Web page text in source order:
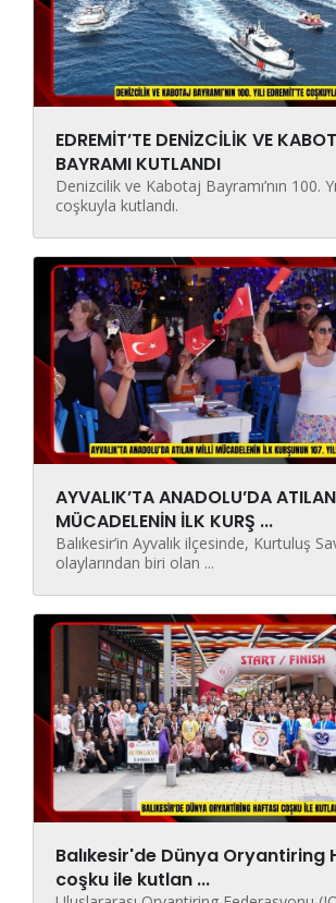
EDREMİT’TE DENİZCİLİK VE
BAYRAMI KUTLANDI
Denizcilik ve Kabotaj Bayramı’nın 100.
coşkuyla kutlandı.
AYVALIK’TA ANADOLU’DA
MÜCADELENİN İLK KURŞ ...
Balıkesir’in Ayvalık ilçesinde, Kurtuluş
olaylarından biri olan ...
Balıkesir'de Dünya Oryantiring
coşku ile kutlan ...